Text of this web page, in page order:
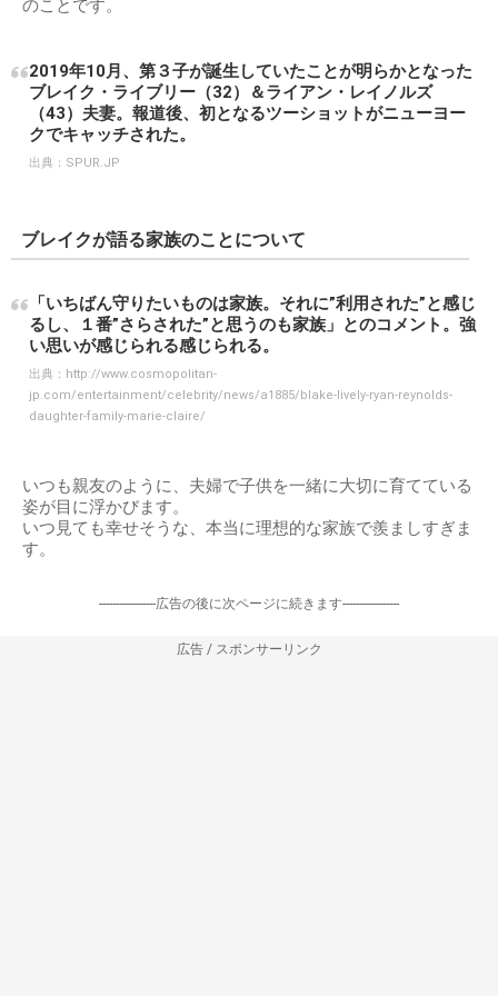
のことです。
2019年10月、第３子が誕生していたことが明らかとなった
ブレイク・ライブリー（32）＆ライアン・レイノルズ
（43）夫妻。報道後、初となるツーショットがニューヨー
クでキャッチされた。
出典： SPUR.JP
ブレイクが語る家族のことについて
「いちばん守りたいものは家族。それに”利用された”と感じ
るし、１番”さらされた”と思うのも家族」とのコメント。強
い思いが感じられる感じられる。
出典： http://www.cosmopolitan-
jp.com/entertainment/celebrity/news/a1885/blake-lively-ryan-reynolds-
daughter-family-marie-claire/
いつも親友のように、夫婦で子供を一緒に大切に育てている
姿が目に浮かびます。
いつ見ても幸せそうな、本当に理想的な家族で羨ましすぎま
す。
-----------------広告の後に次ページに続きます-----------------
広告 / スポンサーリンク